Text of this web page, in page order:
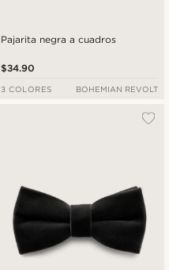
Pajarita negra a cuadros
$34.90
3 COLORES BOHEMIAN REVOLT